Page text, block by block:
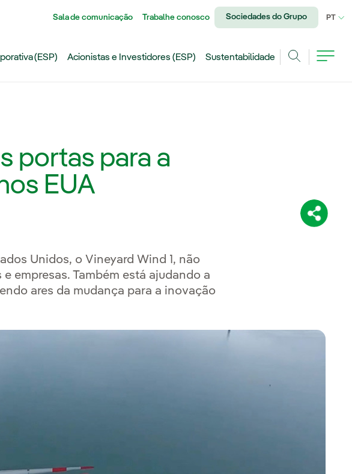
Sala de comunicação Trabalhe conosco Sociedades do Grupo PT
(ESP) Acionistas e Investidores (ESP)
Sustentabilidade
portas para a
EUA
Unidos, o Vineyard Wind 1, não
empresas. Também está ajudando a
ares da mudança para a inovação